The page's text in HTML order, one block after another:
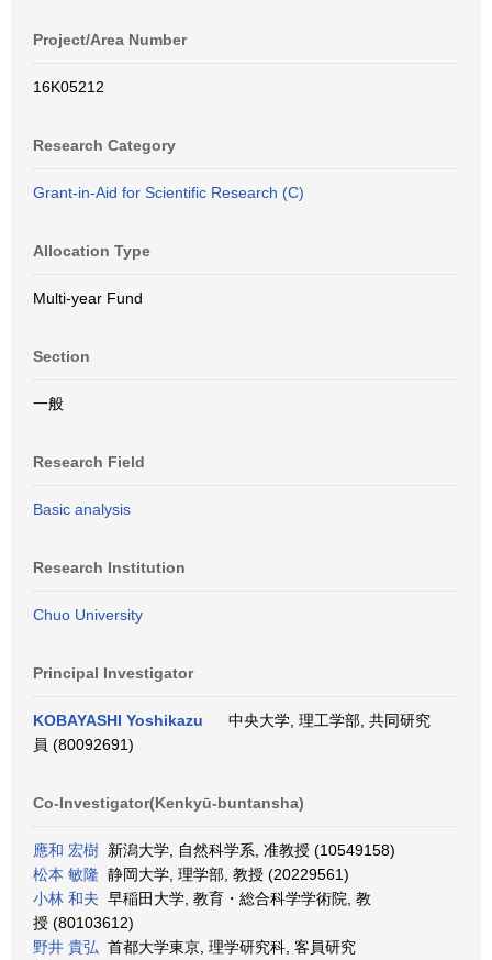
Project/Area Number
16K05212
Research Category
Grant-in-Aid for Scientific Research (C)
Allocation Type
Multi-year Fund
Section
一般
Research Field
Basic analysis
Research Institution
Chuo University
Principal Investigator
KOBAYASHI Yoshikazu
中央大学, 理工学部, 共同研究
員 (80092691)
Co-Investigator(Kenkyū-buntansha)
應和 宏樹 新潟大学, 自然科学系, 准教授 (10549158)
松本 敏隆 静岡大学, 理学部, 教授 (20229561)
小林 和夫 早稲田大学, 教育・総合科学学術院, 教
授 (80103612)
野井 貴弘 首都大学東京, 理学研究科, 客員研究